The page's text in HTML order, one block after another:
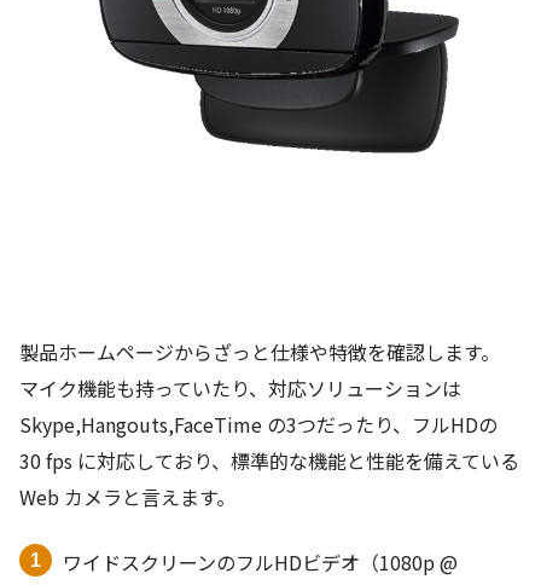
製品ホームページからざっと仕様や特徴を確認します。
マイク機能も持っていたり、対応ソリューションは
Skype,Hangouts,FaceTime の3つだったり、フルHDの
30 fps に対応しており、標準的な機能と性能を備えている
Web カメラと言えます。
ワイドスクリーンのフルHDビデオ（1080p @